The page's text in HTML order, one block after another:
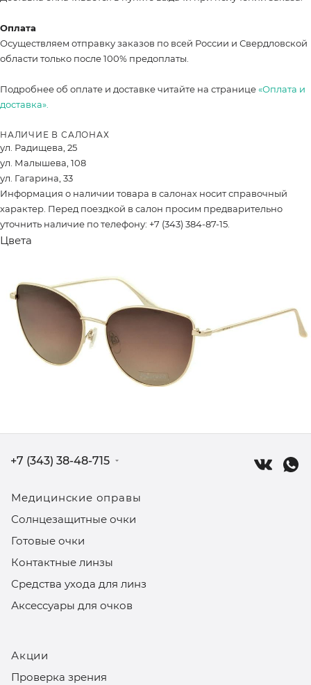
Оплата
Осуществляем отправку заказов по всей России и Свердловской
области только после 100% предоплаты.
Подробнее об оплате и доставке читайте на странице«Оплата и
доставка».
НАЛИЧИЕ В САЛОНАХ
ул. Радищева, 25
ул. Малышева, 108
ул. Гагарина, 33
Информация о наличии товара в салонах носит справочный
характер. Перед поездкой в салон просим предварительно
уточнить наличие по телефону: +7 (343) 384-87-15.
Цвета
Медицинские оправы
Солнцезащитные очки
Готовые очки
Контактные линзы
Средства ухода для линз
Аксессуары для очков
Акции
Проверка зрения
+7 (343) 38-48-715